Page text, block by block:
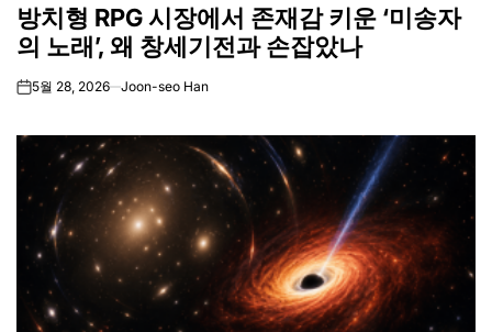
IN
방치형 RPG 시장에서 존재감 키운 ‘미송자
의 노래’, 왜 창세기전과 손잡았나
on5월 28, 2026 Joon-seo Han